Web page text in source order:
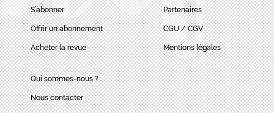
S’abonner
Offrir un abonnement
Acheter la revue
Partenaires
CGU / CGV
Mentions légales
Qui sommes-nous ?
Nous contacter